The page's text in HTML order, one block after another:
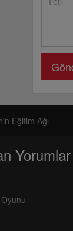
Eğitim Ağı
Yorumlar